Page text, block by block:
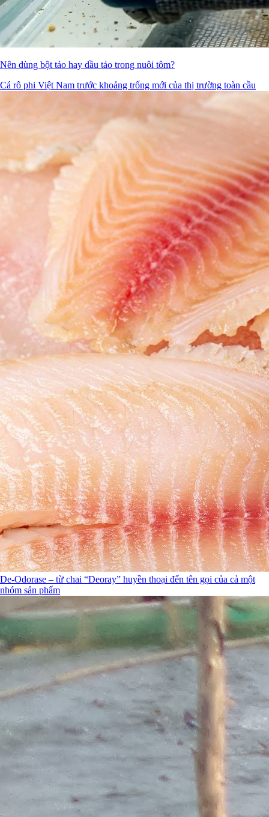
Nên dùng bột tảo hay dầu tảo trong nuôi tôm?
Cá rô phi Việt Nam trước khoảng trống mới của thị trường toàn cầu
De-Odorase – từ chai “Deoray” huyền thoại đến tên gọi của cả một
nhóm sản phẩm